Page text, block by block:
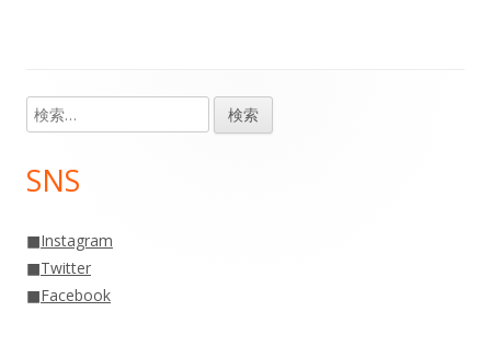
メ
イ
サ
イ
検
索:
SNS
■Instagram
■Twitter
■Facebook